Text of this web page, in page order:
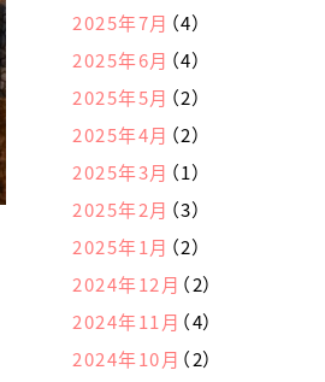
2025年7月 （4）
2025年6月 （4）
2025年5月 （2）
2025年4月 （2）
2025年3月 （1）
2025年2月 （3）
2025年1月 （2）
2024年12月 （2）
2024年11月 （4）
2024年10月 （2）